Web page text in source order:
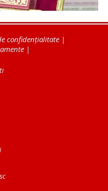
confidențialitate |
|